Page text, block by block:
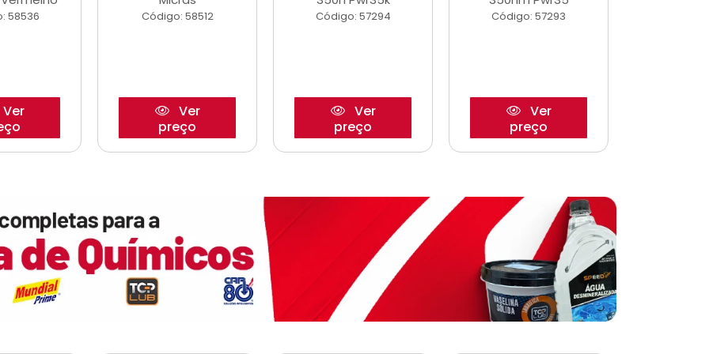
58536
Ver
Código: 58512
Ver
preço
Código: 57294
Ver
preço
Código: 57293
Ver
preço